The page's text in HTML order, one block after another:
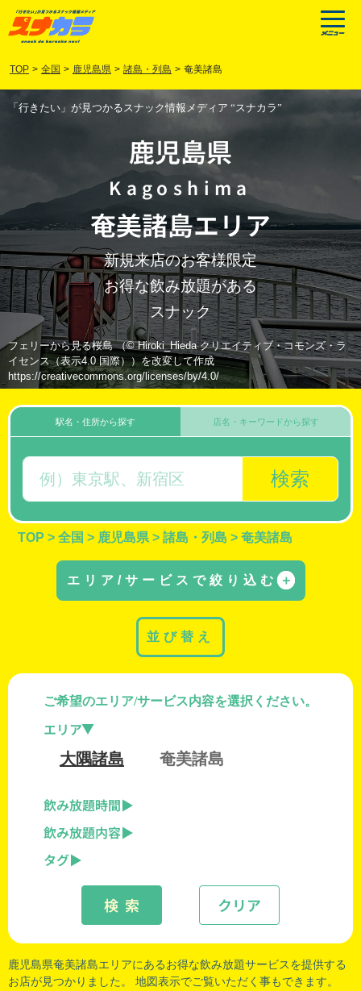
TOP > 全国 > 鹿児島県 > 諸島・列島 > 奄美諸島
「行きたい」が見つかるスナック情報メディア “スナカラ”
鹿児島県
Kagoshima
奄美諸島エリア
新規来店のお客様限定
お得な飲み放題がある
スナック
フェリーから見る桜島 （© Hiroki_Hieda クリエイティブ・コモンズ・ラ
イセンス（表示4.0 国際））を改変して作成
https://creativecommons.org/licenses/by/4.0/
駅名・住所から探す
検索
店名・キーワードから探す
TOP > 全国 > 鹿児島県 > 諸島・列島 > 奄美諸島
エリア/サービスで絞り込む ＋
ご希望のエリア/サービス内容を選択ください。
エリア
大隅諸島 奄美諸島
飲み放題時間
飲み放題内容
タグ
クリア
検 索
並び替え
鹿児島県奄美諸島エリアにあるお得な飲み放題サービスを提供する
お店が見つかりました。 地図表示でご覧いただく事もできます。